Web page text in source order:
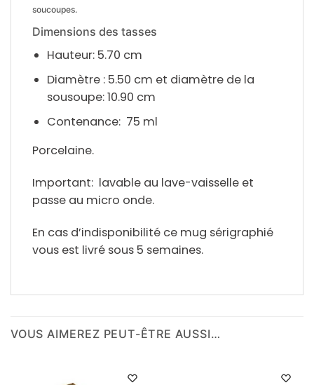
soucoupes.
Dimensions des tasses
Hauteur: 5.70 cm
Diamètre : 5.50 cm et diamètre de la
sousoupe: 10.90 cm
Contenance: 75 ml
Porcelaine.
Important: lavable au lave-vaisselle et
passe au micro onde.
En cas d’indisponibilité ce mug sérigraphié
vous est livré sous 5 semaines.
VOUS AIMEREZ PEUT-ÊTRE AUSSI…